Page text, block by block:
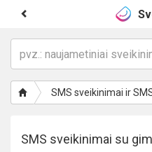
SMS sveikinimai ir
SMS sveikinimai su